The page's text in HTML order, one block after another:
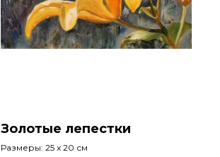
Золотые лепестки
Размеры: 25 x 20 см